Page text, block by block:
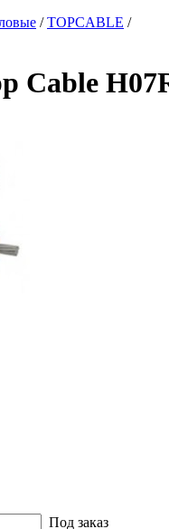
/TOPCABLE /
Cable
Под заказ